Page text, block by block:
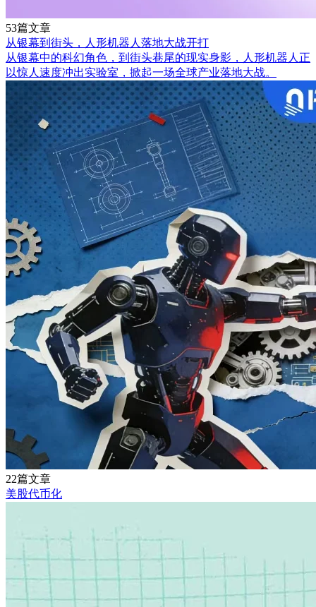
53篇文章
从银幕到街头，人形机器人落地大战开打
从银幕中的科幻角色，到街头巷尾的现实身影，人形机器人正
以惊人速度冲出实验室，掀起一场全球产业落地大战。
22篇文章
美股代币化